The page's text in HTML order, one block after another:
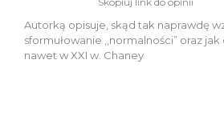
Autorką opisuje, skąd tak naprawdę
sformułowanie ,,normalności” oraz jak
nawet w XXI w. Chaney